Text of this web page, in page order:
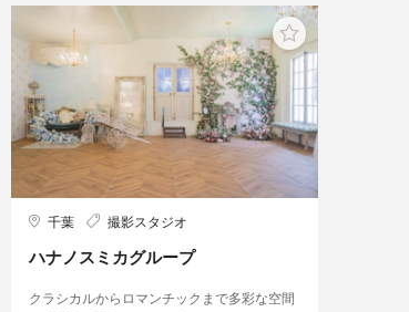
千葉 撮影スタジオ
ハナノスミカグループ
クラシカルからロマンチックまで多彩な空間